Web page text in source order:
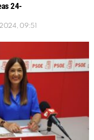
24-
2024, 09:51